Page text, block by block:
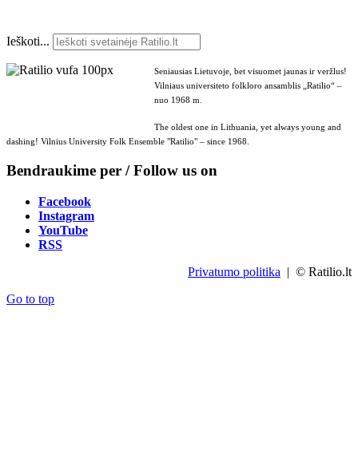
Ieškoti...
Seniausias Lietuvoje, bet visuomet jaunas ir veržlus!
Vilniaus universiteto folkloro ansamblis „Ratilio“ –
nuo 1968 m.
The oldest one in Lithuania, yet always young and
dashing! Vilnius University Folk Ensemble "Ratilio" – since 1968.
Bendraukime per / Follow us on
Facebook
Instagram
YouTube
RSS
Privatumo politika | © Ratilio.lt
Go to top